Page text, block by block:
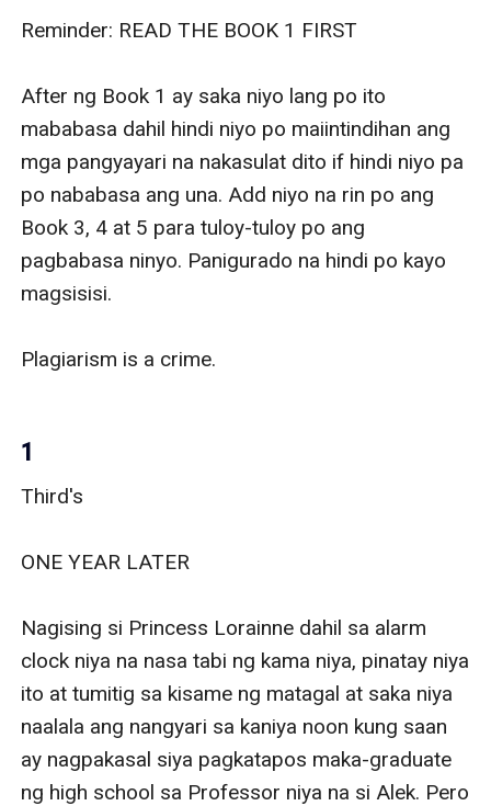
Reminder: READ THE BOOK 1 FIRST
After ng Book 1 ay saka niyo lang po ito
mababasa dahil hindi niyo po maiintindihan ang
mga pangyayari na nakasulat dito if hindi niyo pa
po nababasa ang una. Add niyo na rin po ang
Book 3, 4 at 5 para tuloy-tuloy po ang
pagbabasa ninyo. Panigurado na hindi po kayo
magsisisi.
Plagiarism is a crime.
1
Third's
ONE YEAR LATER
Nagising si Princess Lorainne dahil sa alarm
clock niya na nasa tabi ng kama niya, pinatay niya
ito at tumitig sa kisame ng matagal at saka niya
naalala ang nangyari sa kaniya noon kung saan
ay nagpakasal siya pagkatapos maka-graduate
ng high school sa Professor niya na si Alek. Pero